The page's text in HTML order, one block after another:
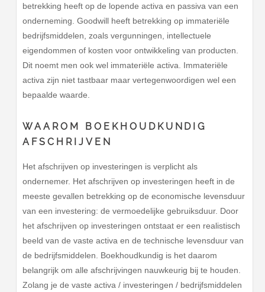
betrekking heeft op de lopende activa en passiva van een
onderneming. Goodwill heeft betrekking op immateriële
bedrijfsmiddelen, zoals vergunningen, intellectuele
eigendommen of kosten voor ontwikkeling van producten.
Dit noemt men ook wel immateriële activa. Immateriële
activa zijn niet tastbaar maar vertegenwoordigen wel een
bepaalde waarde.
WAAROM BOEKHOUDKUNDIG
AFSCHRIJVEN
Het afschrijven op investeringen is verplicht als
ondernemer. Het afschrijven op investeringen heeft in de
meeste gevallen betrekking op de economische levensduur
van een investering: de vermoedelijke gebruiksduur. Door
het afschrijven op investeringen ontstaat er een realistisch
beeld van de vaste activa en de technische levensduur van
de bedrijfsmiddelen. Boekhoudkundig is het daarom
belangrijk om alle afschrijvingen nauwkeurig bij te houden.
Zolang je de vaste activa / investeringen / bedrijfsmiddelen